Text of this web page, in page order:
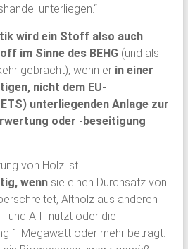
unterliegen.“
wird ein Stoff also auch
im Sinne des BEHG(und als
gebracht), wenn er in einer
nicht dem EU-
unterliegenden Anlage zur
oder -beseitigung
von Holz ist
wennsie einen Durchsatz von
Altholz aus anderen
und A II nutzt oder die
1 Megawatt oder mehr beträgt.